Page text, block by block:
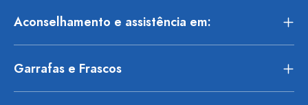
Aconselhamento e assistência em:
Garrafas e Frascos